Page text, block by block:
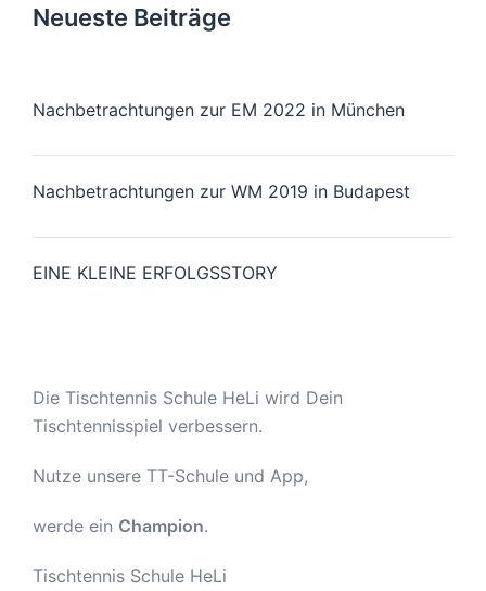
Neueste Beiträge
Nachbetrachtungen zur EM 2022 in München
Nachbetrachtungen zur WM 2019 in Budapest
EINE KLEINE ERFOLGSSTORY
Die Tischtennis Schule HeLi wird Dein
Tischtennisspiel verbessern.
Nutze unsere TT-Schule und App,
werde ein Champion.
Tischtennis Schule HeLi